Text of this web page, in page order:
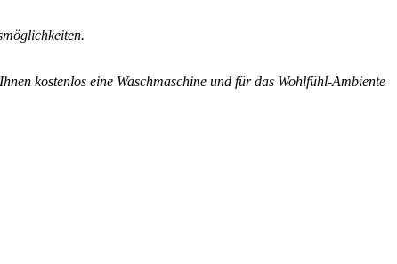
kostenlos eine Waschmaschine und für das Wohlfühl-Ambiente